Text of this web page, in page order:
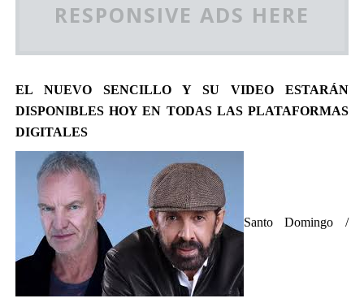
RESPONSIVE ADS HERE
EL NUEVO SENCILLO Y SU VIDEO ESTARÁN
DISPONIBLES HOY EN TODAS LAS PLATAFORMAS
DIGITALES
Santo Domingo /